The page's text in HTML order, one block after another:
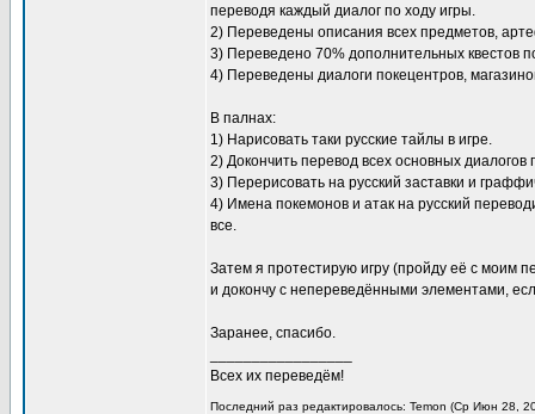
переводя каждый диалог по ходу игры.
2) Переведены описания всех предметов,
3) Переведено 70% дополнительных квестов
4) Переведены диалоги покецентров,
В палнах:
1) Нарисовать таки русские тайлы в игре.
2) Докончить перевод всех основных диалогов
3) Перерисовать на русский заставки и
4) Имена покемонов и атак на русский
все.
Затем я протестирую игру (пройду её с моим
и докончу с непереведёнными элементами,
Заранее, спасибо.
Всех их переведём!
Последний раз редактировалось: Temon (Ср Июн 28,